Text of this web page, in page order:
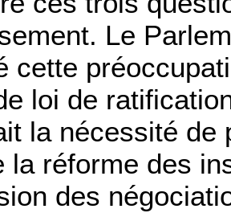
Le
cette
loi de
la nécessité de
la réforme des
des